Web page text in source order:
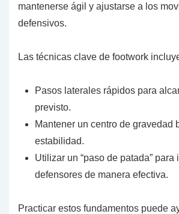
mantenerse ágil y ajustarse a los
defensivos.
Las técnicas clave de footwork
Pasos laterales rápidos para
previsto.
Mantener un centro de gravedad
estabilidad.
Utilizar un “paso de patada”
defensores de manera efectiva.
Practicar estos fundamentos puede